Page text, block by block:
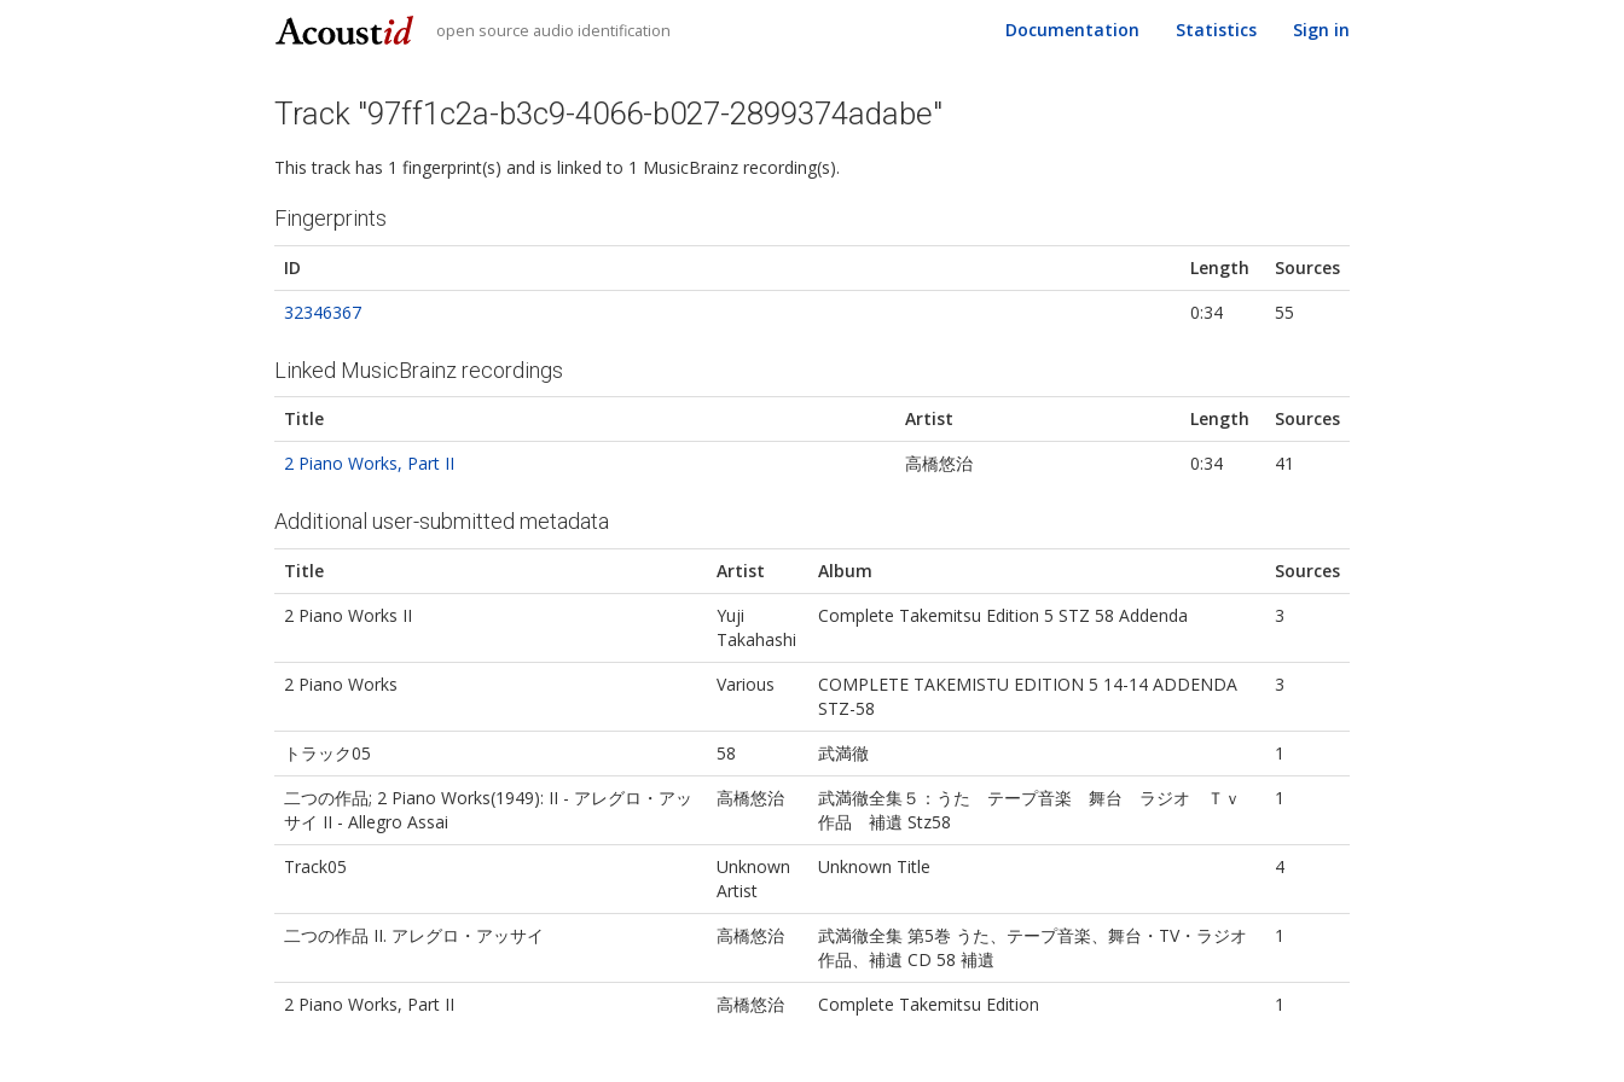
open source audio identification Documentation Statistics Sign in
Track "97ff1c2a-b3c9-4066-b027-2899374adabe"
This track has 1 fingerprint(s) and is linked to 1 MusicBrainz recording(s).
Fingerprints
ID Length
Sources
32346367
0:34 55
Linked MusicBrainz recordings
Title Artist Length
Sources
2 Piano Works, Part II
高橋悠治 0:34 41
Additional user-submitted metadata
Title Artist Album
Sources
2 Piano Works II
Yuji
Takahashi
Complete Takemitsu Edition 5 STZ 58 Addenda 3
2 Piano Works Various
COMPLETE TAKEMISTU EDITION 5 14-14 ADDENDA
STZ-58
3
トラック05 58 武満徹
1
二つの作品; 2 Piano Works(1949): II - アレグロ・アッ
サイ II - Allegro Assai
高橋悠治
武満徹全集５：うた テープ音楽 舞台 ラジオ Ｔｖ
作品 補遺 Stz58
1
Track05
Unknown
Artist
Unknown Title 4
二つの作品 II. アレグロ・アッサイ 高橋悠治
武満徹全集 第5巻 うた、テープ音楽、舞台・TV・ラジオ
作品、補遺 CD 58 補遺
1
2 Piano Works, Part II 高橋悠治 Complete Takemitsu Edition 1